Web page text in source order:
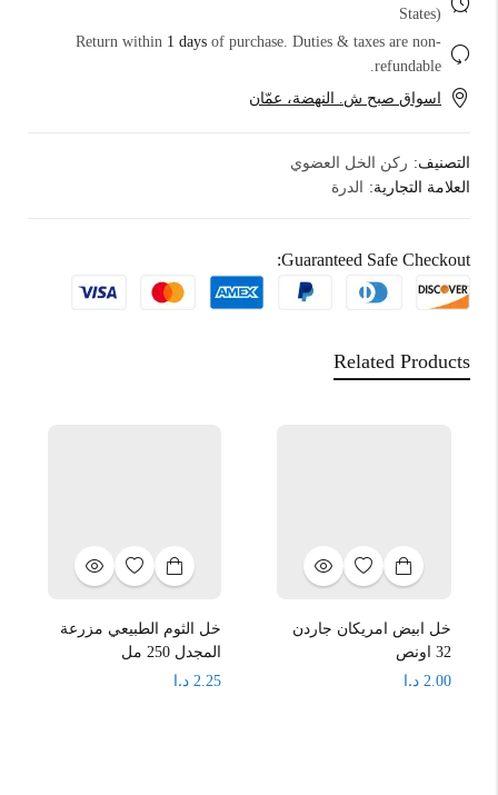
States)
Return within 1 days of purchase. Duties & taxes are non-
refundable.
اسواق صبح ش. النهضة، عمّان
التصنيف: ركن الخل العضوي
العلامة التجارية:
الدرة
Guaranteed Safe Checkout:
Related Products
خل ابيض امريكان جاردن
32 اونص
2.00 د.ا
خل الثوم الطبيعي مزرعة
المجدل 250 مل
2.25 د.ا